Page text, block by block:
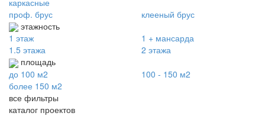
каркасные
проф. брус
клееный брус
этажность
1 этаж
1 + мансарда
1.5 этажа
2 этажа
площадь
до 100 м2
100 - 150 м2
более 150 м2
все фильтры
каталог проектов